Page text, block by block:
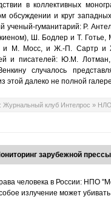
в коллективных
обсуждении и круг
ученый-гуманитарий: Р.
Ш. Бодлер и Т.
М. Мосс, и Ж.-П. Сартр и
и писателей: Ю.М.
случалось
этой далеко не полной
Журнальный клуб Интелрос » НЛО
зарубежной прессы
человека в России: НПО
излучение может